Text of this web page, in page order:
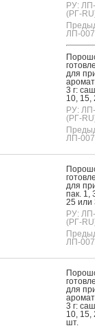
РУ:
(РГ-
ЛП-
для
3 г:
10, 15,
РУ:
(РГ-
ЛП-
для
пак. 1,
25 или
РУ:
(РГ-
ЛП-
для
3 г:
10, 15,
шт.